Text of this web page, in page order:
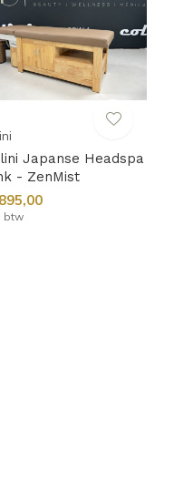
Japanse Headspa
- ZenMist
btw